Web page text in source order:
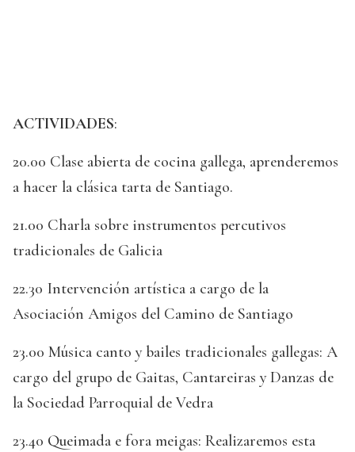
ACTIVIDADES:
20.00 Clase abierta de cocina gallega, aprenderemos
a hacer la clásica tarta de Santiago.
21.00 Charla sobre instrumentos percutivos
tradicionales de Galicia
22.30 Intervención artística a cargo de la
Asociación Amigos del Camino de Santiago
23.00 Música canto y bailes tradicionales gallegas: A
cargo del grupo de Gaitas, Cantareiras y Danzas de
la Sociedad Parroquial de Vedra
23.40 Queimada e fora meigas: Realizaremos esta